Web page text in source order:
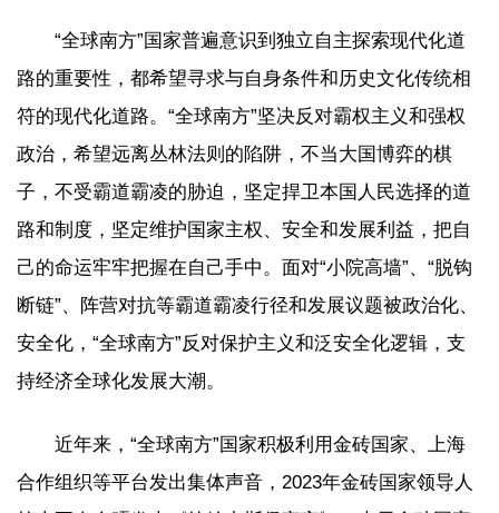
“全球南方”国家普遍意识到独立自主探索现代化道
路的重要性，都希望寻求与自身条件和历史文化传统相
符的现代化道路。“全球南方”坚决反对霸权主义和强权
政治，希望远离丛林法则的陷阱，不当大国博弈的棋
子，不受霸道霸凌的胁迫，坚定捍卫本国人民选择的道
路和制度，坚定维护国家主权、安全和发展利益，把自
己的命运牢牢把握在自己手中。面对“小院高墙”、“脱钩
断链”、阵营对抗等霸道霸凌行径和发展议题被政治化、
安全化，“全球南方”反对保护主义和泛安全化逻辑，支
持经济全球化发展大潮。
近年来，“全球南方”国家积极利用金砖国家、上海
合作组织等平台发出集体声音，2023年金砖国家领导人